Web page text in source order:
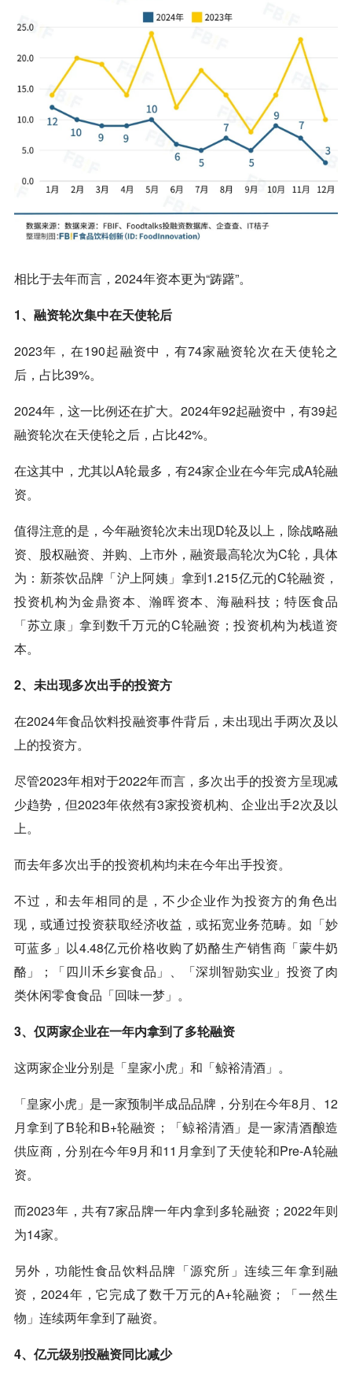
相比于去年而言，2024年资本更为“踌躇”。
1、融资轮次集中在天使轮后
2023年，在190起融资中，有74家融资轮次在天使轮之
后，占比39%。
2024年，这一比例还在扩大。2024年92起融资中，有39起
融资轮次在天使轮之后，占比42%。
在这其中，尤其以A轮最多，有24家企业在今年完成A轮融
资。
值得注意的是，今年融资轮次未出现D轮及以上，除战略融
资、股权融资、并购、上市外，融资最高轮次为C轮，具体
为：新茶饮品牌「沪上阿姨」拿到1.215亿元的C轮融资，
投资机构为金鼎资本、瀚晖资本、海融科技；特医食品
「苏立康」拿到数千万元的C轮融资；投资机构为栈道资
本。
2、未出现多次出手的投资方
在2024年食品饮料投融资事件背后，未出现出手两次及以
上的投资方。
尽管2023年相对于2022年而言，多次出手的投资方呈现减
少趋势，但2023年依然有3家投资机构、企业出手2次及以
上。
而去年多次出手的投资机构均未在今年出手投资。
不过，和去年相同的是，不少企业作为投资方的角色出
现，或通过投资获取经济收益，或拓宽业务范畴。如「妙
可蓝多」以4.48亿元价格收购了奶酪生产销售商「蒙牛奶
酪」；「四川禾乡宴食品」、「深圳智勋实业」投资了肉
类休闲零食食品「回味一梦」。
3、仅两家企业在一年内拿到了多轮融资
这两家企业分别是「皇家小虎」和「鲸裕清酒」。
「皇家小虎」是一家预制半成品品牌，分别在今年8月、12
月拿到了B轮和B+轮融资；「鲸裕清酒」是一家清酒酿造
供应商，分别在今年9月和11月拿到了天使轮和Pre-A轮融
资。
而2023年，共有7家品牌一年内拿到多轮融资；2022年则
为14家。
另外，功能性食品饮料品牌「源究所」连续三年拿到融
资，2024年，它完成了数千万元的A+轮融资；「一然生
物」连续两年拿到了融资。
4、亿元级别投融资同比减少